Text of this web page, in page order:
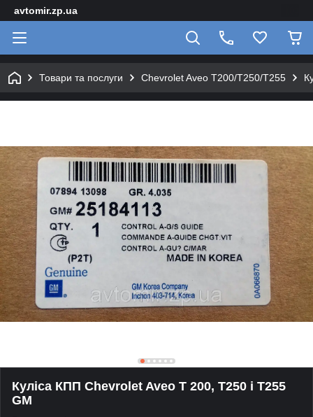
avtomir.zp.ua
Товари та послуги Chevrolet Aveo T200/T250/T255
Куліса КПП Chevrolet Aveo Т 200, Т250 і Т255
GM